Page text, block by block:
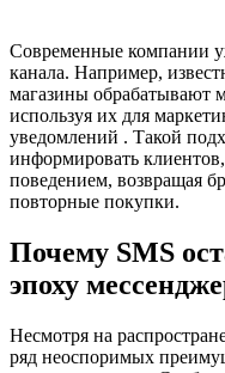
Современные компании
канала. Например,
магазины обрабатывают
используя их для
уведомлений . Такой
информировать
поведением, возвращая
повторные покупки.
Почему SMS
эпоху
Несмотря на
ряд неоспоримых